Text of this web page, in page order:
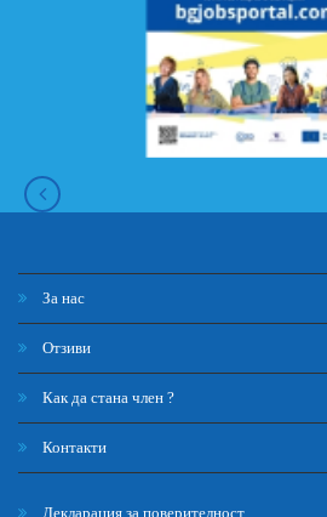
За нас
Отзиви
Как да стана член ?
Контакти
Декларация за поверителност